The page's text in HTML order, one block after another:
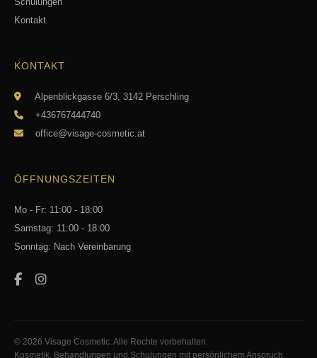
Kontakt
KONTAKT
Alpenblickgasse 6/3, 3142 Perschling
+436767444740
office@visage-cosmetic.at
ÖFFNUNGSZEITEN
Mo - Fr: 11:00 - 18:00
Samstag: 11:00 - 18:00
Sonntag: Nach Vereinbarung
© 2026 Visage Cosmetic. Alle Rechte vorbehalten.
Kosmetik, Behandlungen und Schulungen mit persönlichem Anspruch.